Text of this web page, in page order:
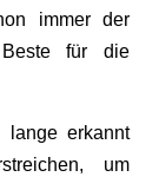
immer der
Beste für die
lange erkannt
um